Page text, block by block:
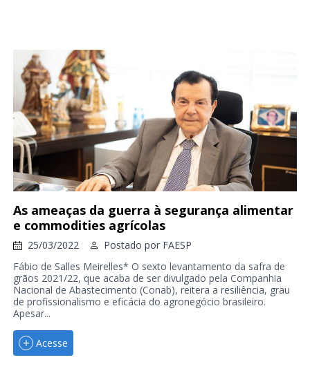
As ameaças da guerra à segurança alimentar
e commodities agrícolas
25/03/2022 Postado por FAESP
Fábio de Salles Meirelles* O sexto levantamento da safra de
grãos 2021/22, que acaba de ser divulgado pela Companhia
Nacional de Abastecimento (Conab), reitera a resiliência, grau
de profissionalismo e eficácia do agronegócio brasileiro.
Apesar...
Acesse